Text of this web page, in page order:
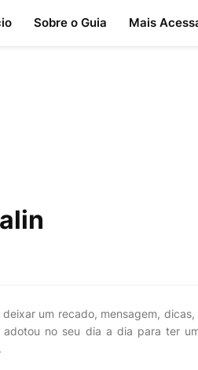
Sobre o Guia Mais
deixar um recado, mensagem,
no seu dia a dia para ter